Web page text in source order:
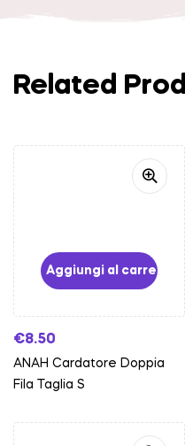
Related
Aggiungi al carrello
€8.50
ANAH Cardatore Doppia
Fila Taglia S